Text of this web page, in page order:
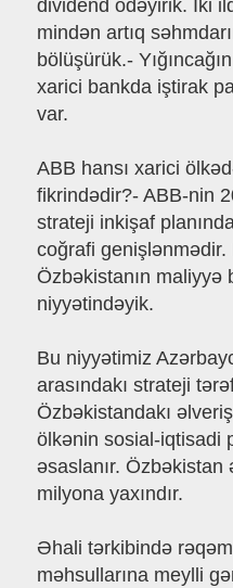
dividend ödəyirik. İki
mindən artıq
bölüşürük.-
xarici bankda iştirak
var.
ABB hansı xarici
fikrindədir?- ABB-nin
strateji inkişaf
coğrafi
Özbəkistanın maliyyə
niyyətindəyik.
Bu niyyətimiz
arasındakı strateji
Özbəkistandakı
ölkənin sosial-iqtisadi
əsaslanır. Özbəkistan
milyona yaxındır.
Əhali tərkibində
məhsullarına meylli